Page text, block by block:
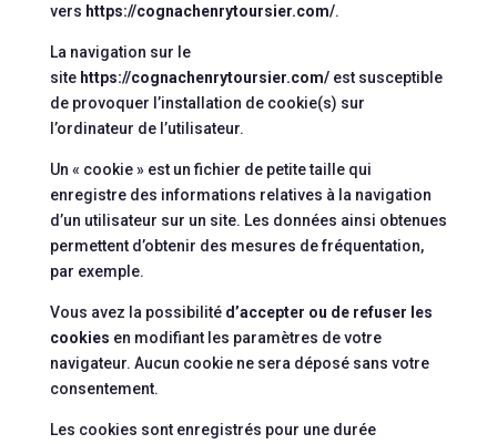
vers https://cognachenrytoursier.com/.
La navigation sur le
site https://cognachenrytoursier.com/ est susceptible
de provoquer l’installation de cookie(s) sur
l’ordinateur de l’utilisateur.
Un « cookie » est un fichier de petite taille qui
enregistre des informations relatives à la navigation
d’un utilisateur sur un site. Les données ainsi obtenues
permettent d’obtenir des mesures de fréquentation,
par exemple.
Vous avez la possibilité d’accepter ou de refuser les
cookies en modifiant les paramètres de votre
navigateur. Aucun cookie ne sera déposé sans votre
consentement.
Les cookies sont enregistrés pour une durée